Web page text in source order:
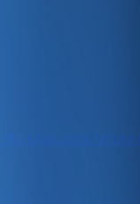
kılavuzda